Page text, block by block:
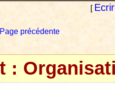
[
précédente
: